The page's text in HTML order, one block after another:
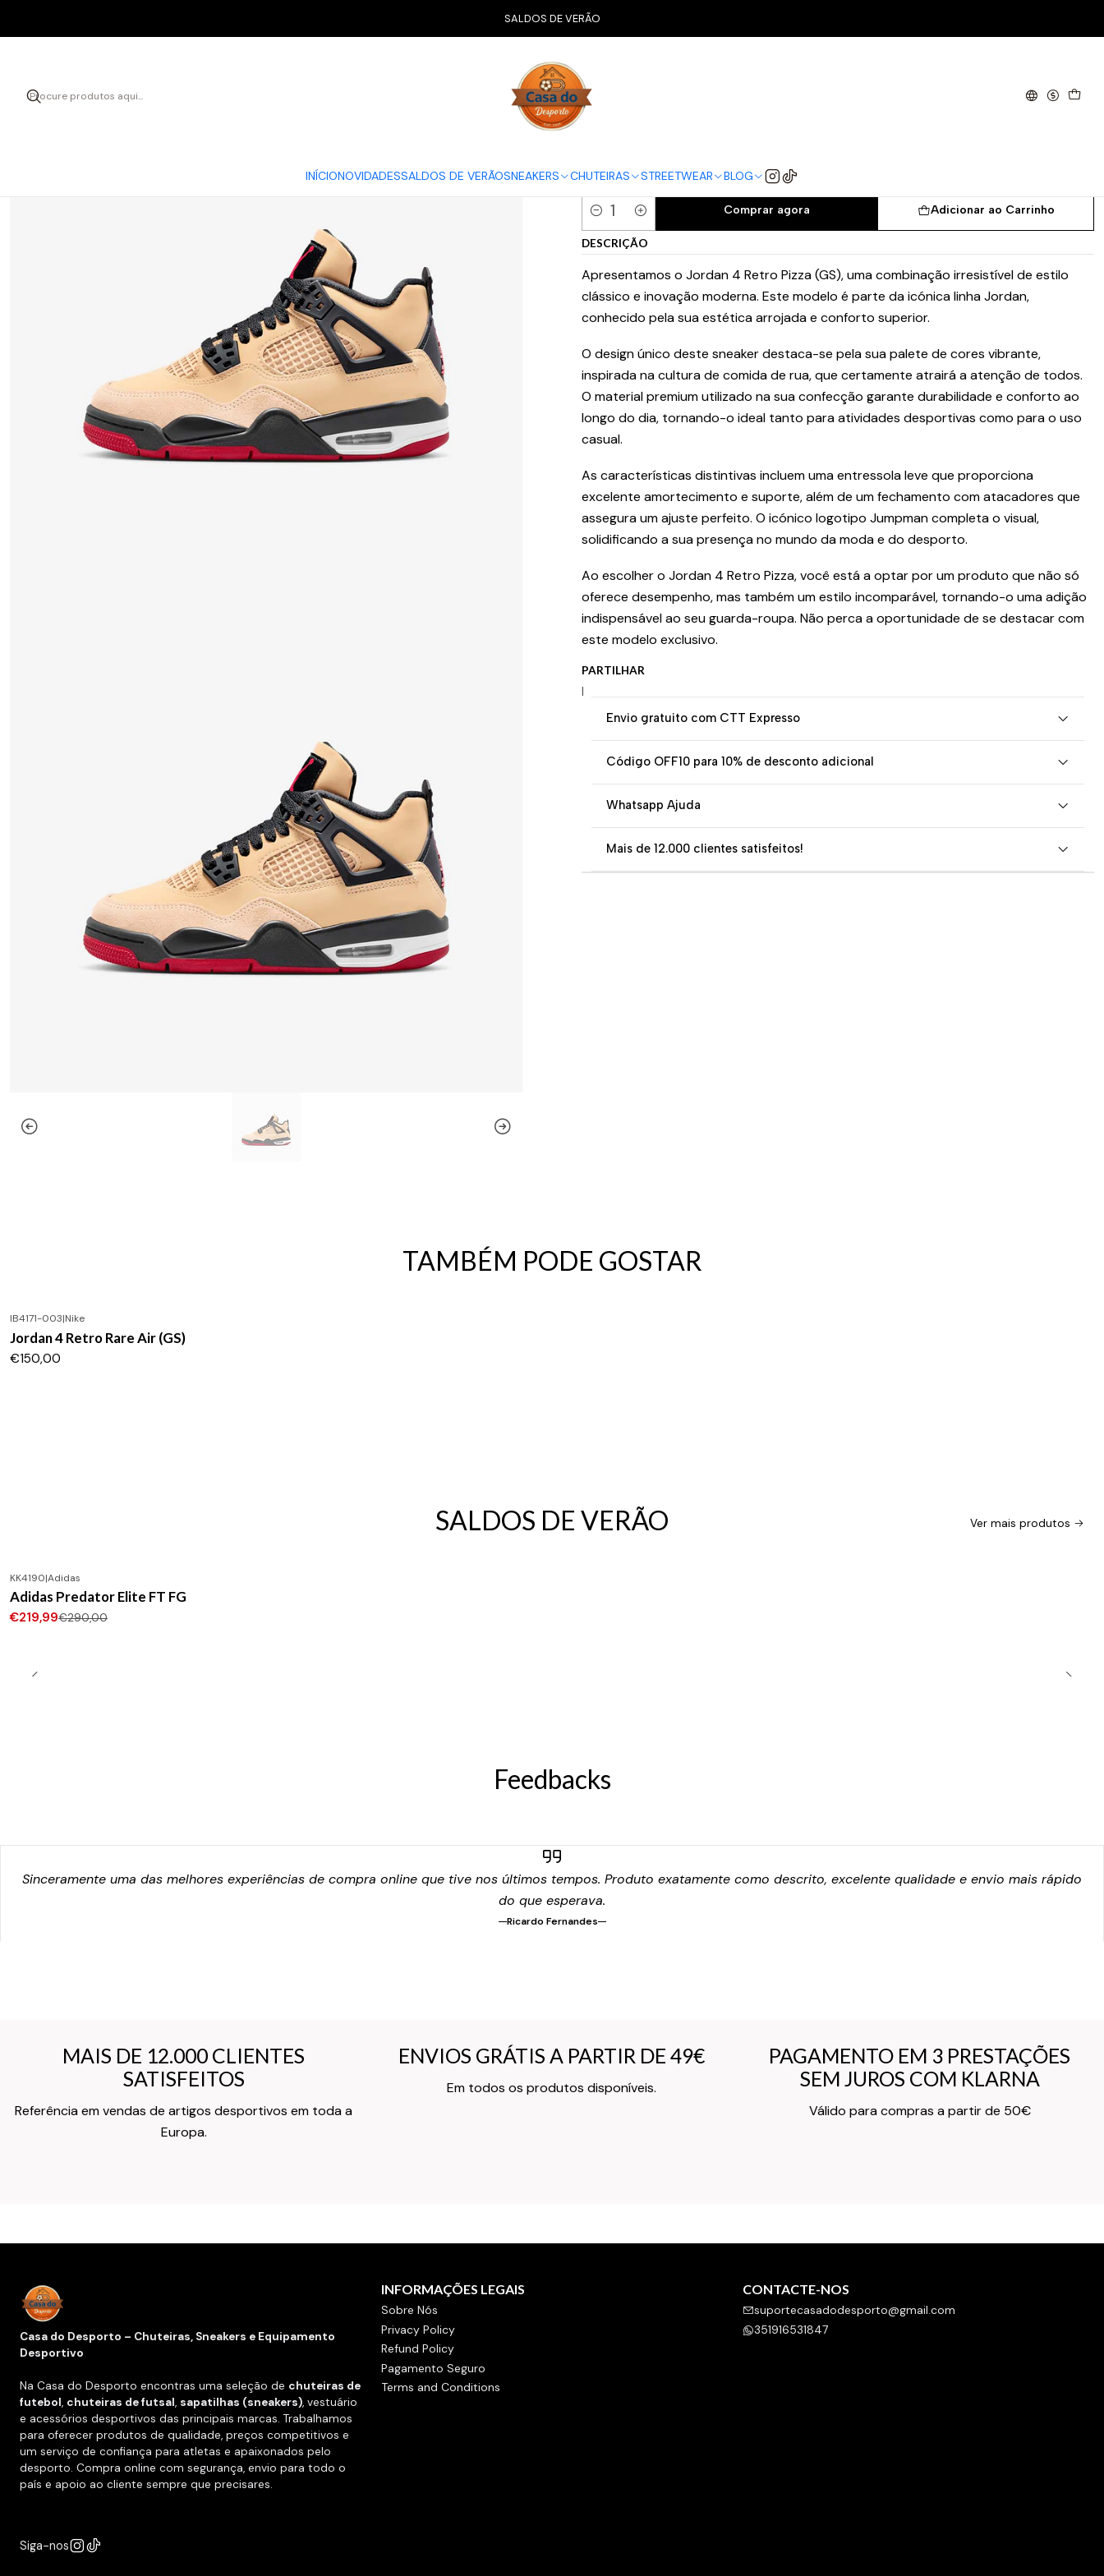
INÍCIONOVIDADESSALDOS DE VERÃOSNEAKERS CHUTEIRAS STREETWEAR BLOG
SALDOS DE VERÃO
Air Jordan Jordan 4 Jordan 4 Retro Pizza (GS)
Jordan 4 Retro Pizza (GS)
Quantidade
Adicionar ao Carrinho
Comprar agora
DESCRIÇÃO
Apresentamos o Jordan 4 Retro Pizza (GS), uma combinação irresistível de estilo
clássico e inovação moderna. Este modelo é parte da icónica linha Jordan,
conhecido pela sua estética arrojada e conforto superior.
O design único deste sneaker destaca-se pela sua palete de cores vibrante,
inspirada na cultura de comida de rua, que certamente atrairá a atenção de todos.
O material premium utilizado na sua confecção garante durabilidade e conforto ao
longo do dia, tornando-o ideal tanto para atividades desportivas como para o uso
casual.
As características distintivas incluem uma entressola leve que proporciona
excelente amortecimento e suporte, além de um fechamento com atacadores que
assegura um ajuste perfeito. O icónico logotipo Jumpman completa o visual,
solidificando a sua presença no mundo da moda e do desporto.
Ao escolher o Jordan 4 Retro Pizza, você está a optar por um produto que não só
oferece desempenho, mas também um estilo incomparável, tornando-o uma adição
indispensável ao seu guarda-roupa. Não perca a oportunidade de se destacar com
este modelo exclusivo.
PARTILHAR
|
Envio gratuito com CTT Expresso
Código OFF10 para 10% de desconto adicional
Whatsapp Ajuda
Mais de 12.000 clientes satisfeitos!
TAMBÉM PODE GOSTAR
IB4171-003|Nike
Jordan 4 Retro Rare Air (GS)
€150,00
SALDOS DE VERÃO Ver mais produtos
-24%DESCONTO
Novo
KK4190|Adidas
Adidas Predator Elite FT FG
€219,99€290,00
Feedbacks
Sinceramente uma das melhores experiências de compra online que tive nos últimos tempos. Produto exatamente como descrito, excelente qualidade e envio mais rápido
do que esperava.
Ricardo Fernandes
MAIS DE 12.000 CLIENTES
SATISFEITOS
Referência em vendas de artigos desportivos em toda a
Europa.
MAIS DE 12.000 CLIENTES
SATISFEITOS
Texto do Verso do Cartão de Informação
ENVIOS GRÁTIS A PARTIR DE 49€
Em todos os produtos disponíveis.
ENVIOS GRÁTIS A PARTIR DE 49€
Texto do Verso do Cartão de Informação
PAGAMENTO EM 3 PRESTAÇÕES
SEM JUROS COM KLARNA
Válido para compras a partir de 50€
PAGAMENTO EM 3 PRESTAÇÕES
SEM JUROS COM KLARNA
Texto do Verso do Cartão de Informação
Casa do Desporto – Chuteiras, Sneakers e Equipamento
Desportivo
Na Casa do Desporto encontras uma seleção de chuteiras de
futebol, chuteiras de futsal, sapatilhas (sneakers), vestuário
e acessórios desportivos das principais marcas. Trabalhamos
para oferecer produtos de qualidade, preços competitivos e
um serviço de confiança para atletas e apaixonados pelo
desporto. Compra online com segurança, envio para todo o
país e apoio ao cliente sempre que precisares.
Siga-nos
INFORMAÇÕES LEGAIS
Sobre Nós
Privacy Policy
Refund Policy
Pagamento Seguro
Terms and Conditions
CONTACTE-NOS
suportecasadodesporto@gmail.com
351916531847